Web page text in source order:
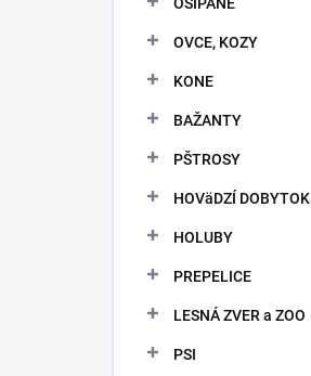
OVCE, KOZY
KONE
BAŽANTY
PŠTROSY
HOVäDZÍ DOBYTOK
HOLUBY
PREPELICE
LESNÁ ZVER a ZOO
PSI